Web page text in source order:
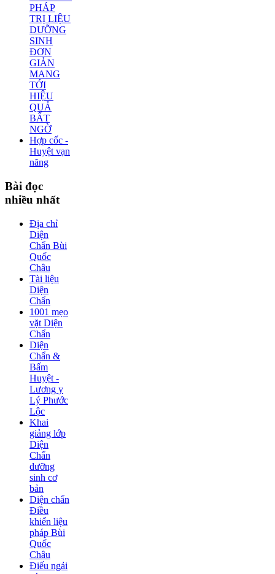
PHÁP
TRỊ LIỆU
DƯỠNG
SINH
ĐƠN
GIẢN
MANG
TỚI
HIỆU
QUẢ
BẤT
NGỜ
Hợp cốc -
Huyệt vạn
năng
Bài đọc
nhiều nhất
Địa chỉ
Diện
Chẩn Bùi
Quốc
Châu
Tài liệu
Diện
Chẩn
1001 mẹo
vặt Diện
Chẩn
Diện
Chẩn &
Bấm
Huyệt -
Lương y
Lý Phước
Lộc
Khai
giảng lớp
Diện
Chẩn
dưỡng
sinh cơ
bản
Diện chẩn
Điều
khiển liệu
pháp Bùi
Quốc
Châu
Điếu ngải